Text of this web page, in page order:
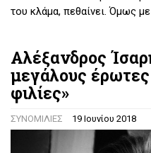
του κλάμα, πεθαίνει. Όμως
οι δυνητικές ζωές είναι
περιδίνηση σε τόπο και
Αλέξανδρος
μεγάλους
φιλίες»
ΣΥΝΟΜΙΛΙΕΣ 19 Ιουνίου 2018